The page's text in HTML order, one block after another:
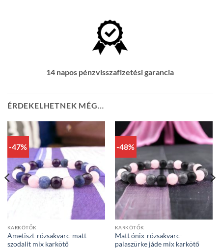
14 napos pénzvisszafizetési garancia
ÉRDEKELHETNEK MÉG…
-47%
KARKÖTŐK
Ametiszt-rózsakvarc-matt
szodalit mix karkötő
-48%
KARKÖTŐK
Matt ónix-rózsakvarc-
palaszürke jáde mix karkötő